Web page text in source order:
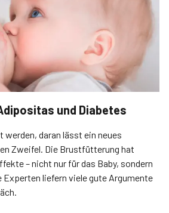
und Diabetes
werden, daran lässt ein neues
Zweifel. Die Brustfütterung hat
– nicht nur für das Baby, sondern
Experten liefern viele gute Argumente